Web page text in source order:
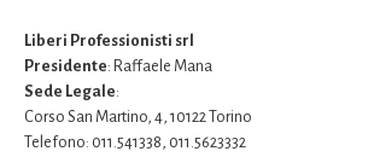
Liberi Professionisti srl
Presidente: Raffaele Mana
Sede Legale:
Corso San Martino, 4, 10122 Torino
Telefono: 011.541338, 011.5623332